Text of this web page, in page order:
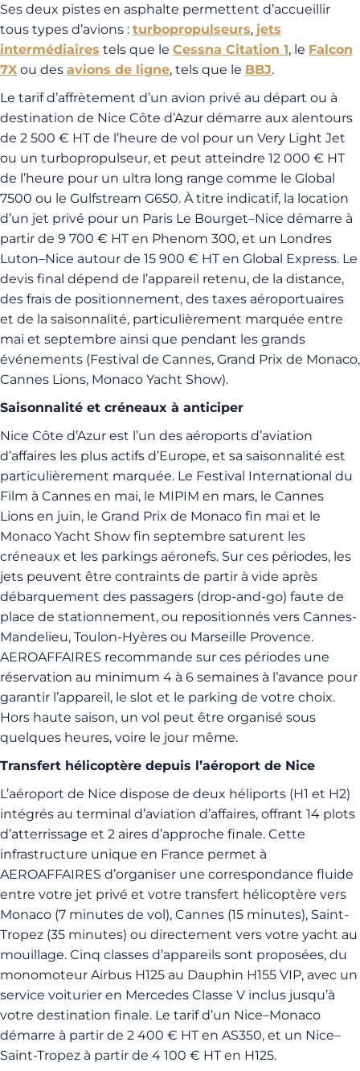
Ses deux pistes en asphalte permettent d’accueillir
tous types d’avions : turbopropulseurs, jets
intermédiaires tels que le Cessna Citation 1, le Falcon
7X ou des avions de ligne, tels que le BBJ.
Le tarif d’affrètement d’un avion privé au départ ou à
destination de Nice Côte d’Azur démarre aux alentours
de 2 500 € HT de l’heure de vol pour un Very Light Jet
ou un turbopropulseur, et peut atteindre 12 000 € HT
de l’heure pour un ultra long range comme le Global
7500 ou le Gulfstream G650. À titre indicatif, la location
d’un jet privé pour un Paris Le Bourget–Nice démarre à
partir de 9 700 € HT en Phenom 300, et un Londres
Luton–Nice autour de 15 900 € HT en Global Express. Le
devis final dépend de l’appareil retenu, de la distance,
des frais de positionnement, des taxes aéroportuaires
et de la saisonnalité, particulièrement marquée entre
mai et septembre ainsi que pendant les grands
événements (Festival de Cannes, Grand Prix de Monaco,
Cannes Lions, Monaco Yacht Show).
Saisonnalité et créneaux à anticiper
Nice Côte d’Azur est l’un des aéroports d’aviation
d’affaires les plus actifs d’Europe, et sa saisonnalité est
particulièrement marquée. Le Festival International du
Film à Cannes en mai, le MIPIM en mars, le Cannes
Lions en juin, le Grand Prix de Monaco fin mai et le
Monaco Yacht Show fin septembre saturent les
créneaux et les parkings aéronefs. Sur ces périodes, les
jets peuvent être contraints de partir à vide après
débarquement des passagers (drop-and-go) faute de
place de stationnement, ou repositionnés vers Cannes-
Mandelieu, Toulon-Hyères ou Marseille Provence.
AEROAFFAIRES recommande sur ces périodes une
réservation au minimum 4 à 6 semaines à l’avance pour
garantir l’appareil, le slot et le parking de votre choix.
Hors haute saison, un vol peut être organisé sous
quelques heures, voire le jour même.
Transfert hélicoptère depuis l’aéroport de Nice
L’aéroport de Nice dispose de deux héliports (H1 et H2)
intégrés au terminal d’aviation d’affaires, offrant 14 plots
d’atterrissage et 2 aires d’approche finale. Cette
infrastructure unique en France permet à
AEROAFFAIRES d’organiser une correspondance fluide
entre votre jet privé et votre transfert hélicoptère vers
Monaco (7 minutes de vol), Cannes (15 minutes), Saint-
Tropez (35 minutes) ou directement vers votre yacht au
mouillage. Cinq classes d’appareils sont proposées, du
monomoteur Airbus H125 au Dauphin H155 VIP, avec un
service voiturier en Mercedes Classe V inclus jusqu’à
votre destination finale. Le tarif d’un Nice–Monaco
démarre à partir de 2 400 € HT en AS350, et un Nice–
Saint-Tropez à partir de 4 100 € HT en H125.